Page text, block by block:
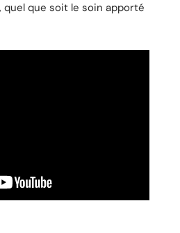
quel que soit le soin apporté